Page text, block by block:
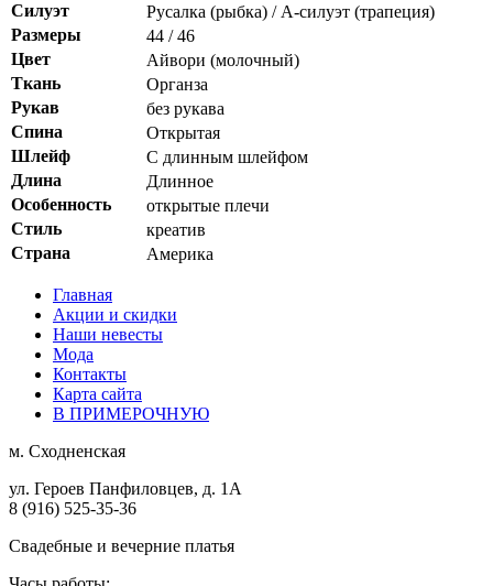
Силуэт
Русалка (рыбка) / А-силуэт (трапеция)
Размеры
44 / 46
Цвет
Айвори (молочный)
Ткань
Органза
Рукав
без рукава
Спина
Открытая
Шлейф
С длинным шлейфом
Длина
Длинное
Особенность
открытые плечи
Стиль
креатив
Страна
Америка
Главная
Акции и скидки
Наши невесты
Мода
Контакты
Карта сайта
В ПРИМЕРОЧНУЮ
м. Сходненская
ул. Героев Панфиловцев, д. 1А
8 (916) 525-35-36
Свадебные и вечерние платья